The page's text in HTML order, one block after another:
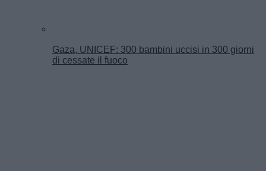
Gaza, UNICEF: 300 bambini uccisi in 300 giorni
di cessate il fuoco